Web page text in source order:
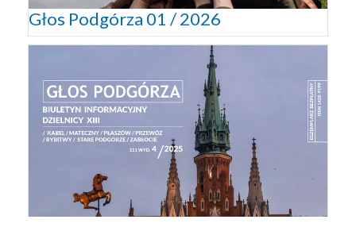
Głos Podgórza 01 / 2026